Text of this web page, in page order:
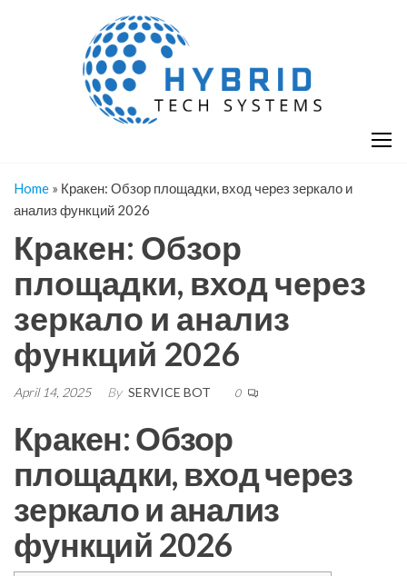
Home » Кракен: Обзор площадки, вход через зеркало и
анализ функций 2026
Кракен: Обзор
площадки, вход через
зеркало и анализ
функций 2026
April 14, 2025 By SERVICE BOT 0
Кракен: Обзор
площадки, вход через
зеркало и анализ
функций 2026